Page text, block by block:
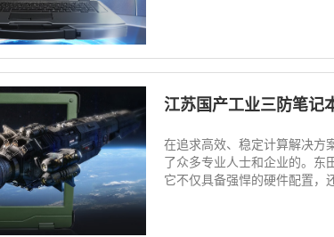
江苏国产工业三防笔记
在追求高效、稳定计算解决方
了众多专业人士和企业的。东
它不仅具备强悍的硬件配置，